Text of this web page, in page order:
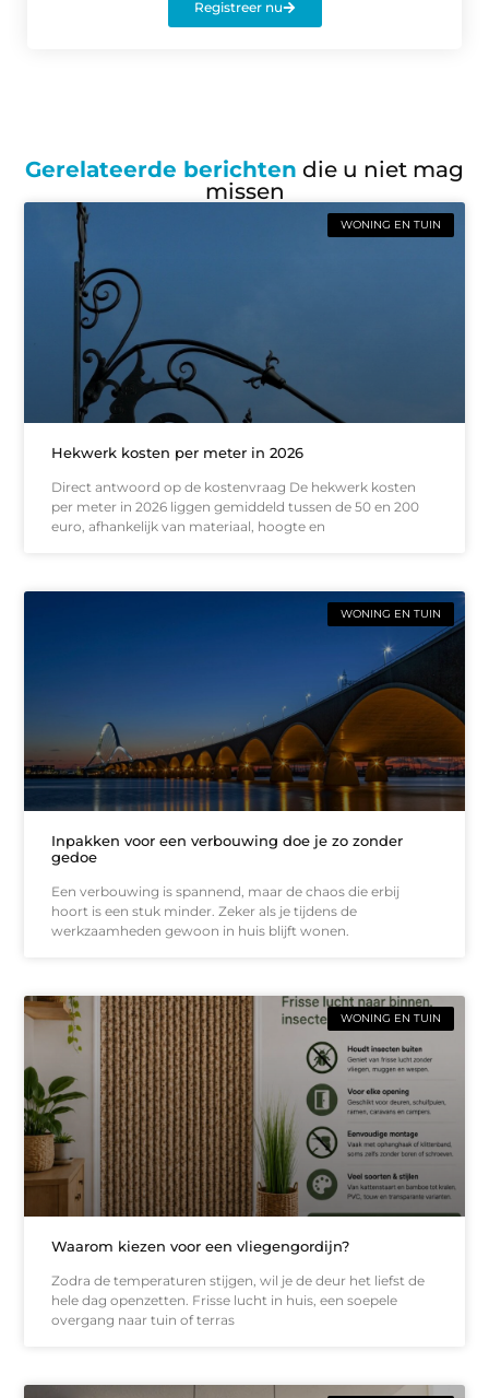
Registreer nu
Gerelateerde berichten die u niet mag
missen
WONING EN TUIN
Hekwerk kosten per meter in 2026
Direct antwoord op de kostenvraag De hekwerk kosten
per meter in 2026 liggen gemiddeld tussen de 50 en 200
euro, afhankelijk van materiaal, hoogte en
WONING EN TUIN
Inpakken voor een verbouwing doe je zo zonder
gedoe
Een verbouwing is spannend, maar de chaos die erbij
hoort is een stuk minder. Zeker als je tijdens de
werkzaamheden gewoon in huis blijft wonen.
WONING EN TUIN
Waarom kiezen voor een vliegengordijn?
Zodra de temperaturen stijgen, wil je de deur het liefst de
hele dag openzetten. Frisse lucht in huis, een soepele
overgang naar tuin of terras